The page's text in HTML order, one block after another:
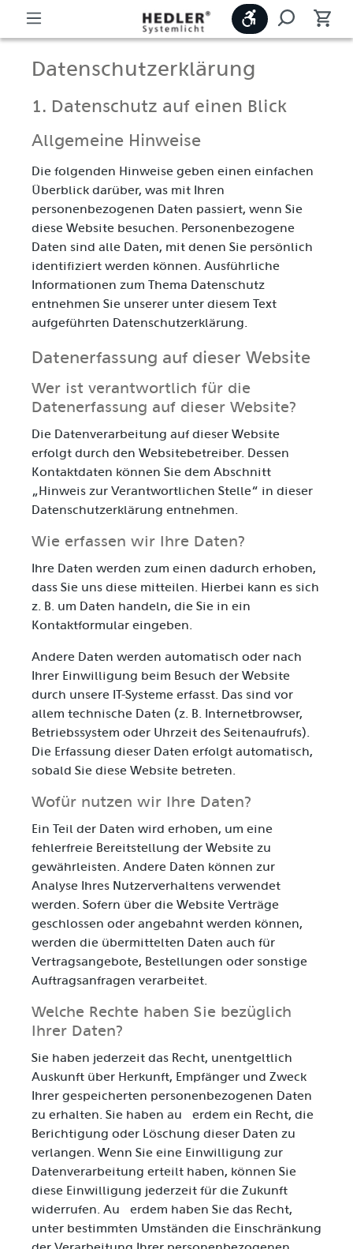
Datenschutz­erklärung
1. Datenschutz auf einen Blick
Allgemeine Hinweise
Die folgenden Hinweise geben einen einfachen
Überblick darüber, was mit Ihren
personenbezogenen Daten passiert, wenn Sie
diese Website besuchen. Personenbezogene
Daten sind alle Daten, mit denen Sie persönlich
identifiziert werden können. Ausführliche
Informationen zum Thema Datenschutz
entnehmen Sie unserer unter diesem Text
aufgeführten Datenschutzerklärung.
Datenerfassung auf dieser Website
Wer ist verantwortlich für die
Datenerfassung auf dieser Website?
Die Datenverarbeitung auf dieser Website
erfolgt durch den Websitebetreiber. Dessen
Kontaktdaten können Sie dem Abschnitt
„Hinweis zur Verantwortlichen Stelle“ in dieser
Datenschutzerklärung entnehmen.
Wie erfassen wir Ihre Daten?
Ihre Daten werden zum einen dadurch erhoben,
dass Sie uns diese mitteilen. Hierbei kann es sich
z. B. um Daten handeln, die Sie in ein
Kontaktformular eingeben.
Andere Daten werden automatisch oder nach
Ihrer Einwilligung beim Besuch der Website
durch unsere IT-Systeme erfasst. Das sind vor
allem technische Daten (z. B. Internetbrowser,
Betriebssystem oder Uhrzeit des Seitenaufrufs).
Die Erfassung dieser Daten erfolgt automatisch,
sobald Sie diese Website betreten.
Wofür nutzen wir Ihre Daten?
Ein Teil der Daten wird erhoben, um eine
fehlerfreie Bereitstellung der Website zu
gewährleisten. Andere Daten können zur
Analyse Ihres Nutzerverhaltens verwendet
werden. Sofern über die Website Verträge
geschlossen oder angebahnt werden können,
werden die übermittelten Daten auch für
Vertragsangebote, Bestellungen oder sonstige
Auftragsanfragen verarbeitet.
Welche Rechte haben Sie bezüglich
Ihrer Daten?
Sie haben jederzeit das Recht, unentgeltlich
Auskunft über Herkunft, Empfänger und Zweck
Ihrer gespeicherten personenbezogenen Daten
zu erhalten. Sie haben außerdem ein Recht, die
Berichtigung oder Löschung dieser Daten zu
verlangen. Wenn Sie eine Einwilligung zur
Datenverarbeitung erteilt haben, können Sie
diese Einwilligung jederzeit für die Zukunft
widerrufen. Außerdem haben Sie das Recht,
unter bestimmten Umständen die Einschränkung